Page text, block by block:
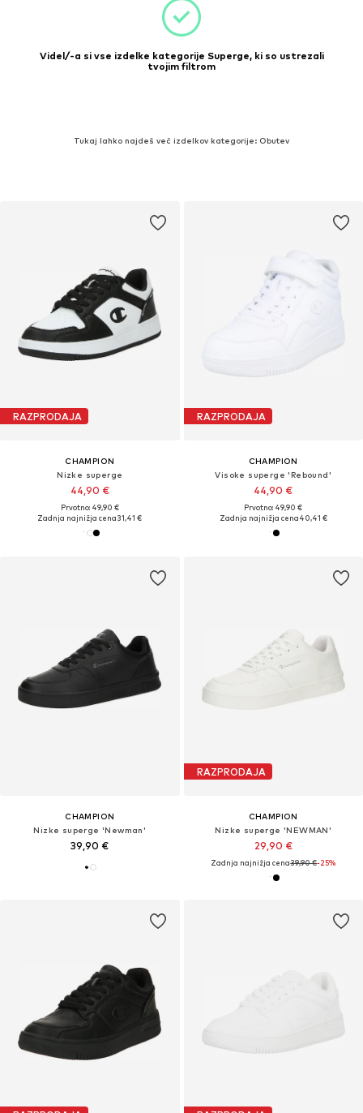
Videl/-a si vse izdelke kategorije Superge, ki so ustrezali
tvojim filtrom
Tukaj lahko najdeš več izdelkov kategorije: Obutev
RAZPRODAJA
CHAMPION
Nizke superge
44,90 €
Prvotno: 49,90 €
Zadnja najnižja cena31,41 €
RAZPRODAJA
CHAMPION
Visoke superge 'Rebound'
44,90 €
Prvotno: 49,90 €
Zadnja najnižja cena40,41 €
CHAMPION
Nizke superge 'Newman'
39,90 €
RAZPRODAJA
CHAMPION
Nizke superge 'NEWMAN'
29,90 €
Zadnja najnižja cena39,90 €-25%